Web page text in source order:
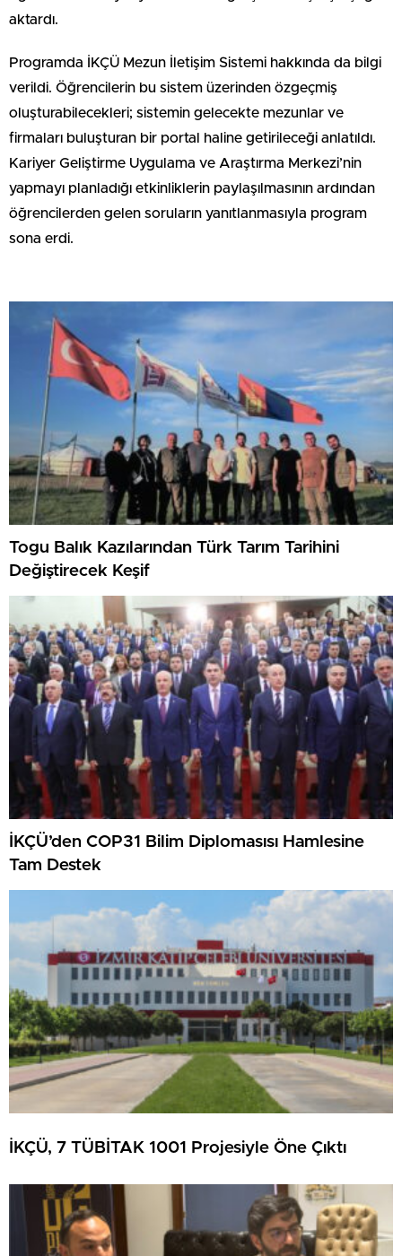
aktardı.
Programda İKÇÜ Mezun İletişim Sistemi hakkında da bilgi
verildi. Öğrencilerin bu sistem üzerinden özgeçmiş
oluşturabilecekleri; sistemin gelecekte mezunlar ve
firmaları buluşturan bir portal haline getirileceği anlatıldı.
Kariyer Geliştirme Uygulama ve Araştırma Merkezi’nin
yapmayı planladığı etkinliklerin paylaşılmasının ardından
öğrencilerden gelen soruların yanıtlanmasıyla program
sona erdi.
Togu Balık Kazılarından Türk Tarım Tarihini
Değiştirecek Keşif
İKÇÜ’den COP31 Bilim Diplomasısı Hamlesine
Tam Destek
İKÇÜ, 7 TÜBİTAK 1001 Projesiyle Öne Çıktı